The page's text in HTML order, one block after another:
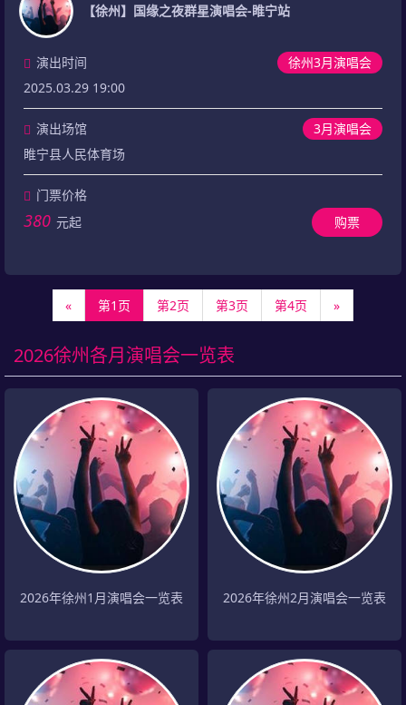
【徐州】国缘之夜群星演唱会-睢宁站
徐州3月演唱会
演出时间
2025.03.29 19:00
3月演唱会
演出场馆
睢宁县人民体育场
门票价格
380 元起 购票
« 第1页 第2页 第3页 第4页 »
2026徐州各月演唱会一览表
2026年徐州1月演唱会一览表 2026年徐州2月演唱会一览表